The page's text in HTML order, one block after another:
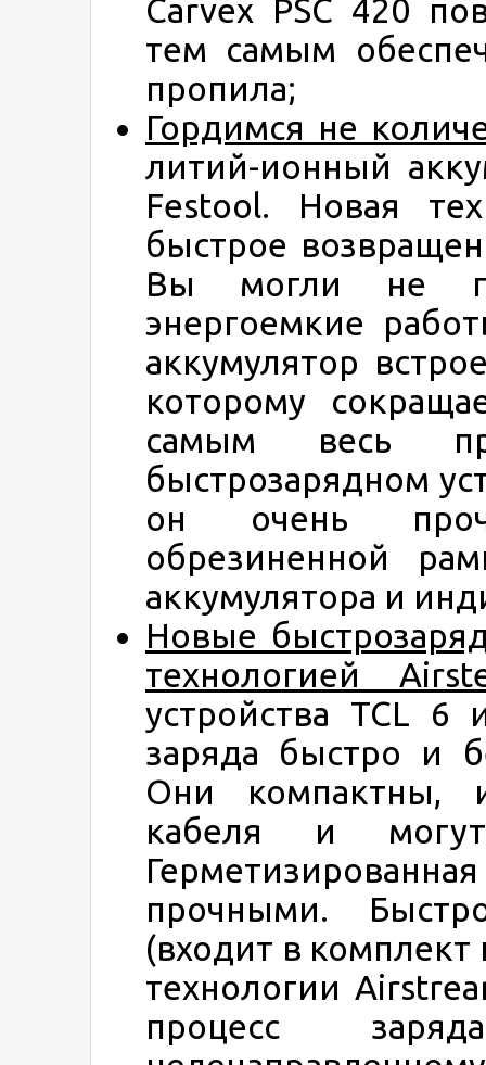
Carvex PSC 420
тем самым
пропила;
Гордимся не
литий-ионный
Festool. Новая
быстрое
Вы могли не
энергоемкие
аккумулятор
которому
самым весь
быстрозарядном
он очень
обрезиненной
аккумулятора и
Новые
технологией
устройства TCL
заряда быстро и
Они компактны,
кабеля и
прочными.
(входит в комплект
технологии
процесс